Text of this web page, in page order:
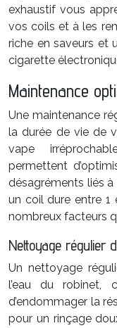
exhaustif vous
vos coils et à les
riche en saveurs et
cigarette
Maintenance
Une maintenance
la durée de vie de
vape
permettent
désagréments liés à
un coil dure entre 1
nombreux facteurs
Nettoyage régulier
Un nettoyage
l’eau du robinet,
d’endommager la
pour un rinçage